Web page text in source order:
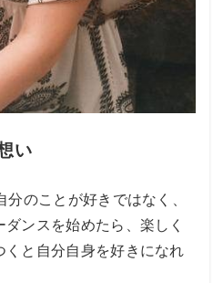
い
のことが好きではなく、
ンスを始めたら、楽しく
と自分自身を好きになれ